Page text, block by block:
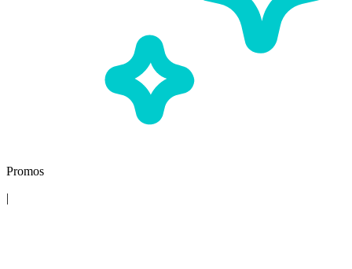
Promos
|